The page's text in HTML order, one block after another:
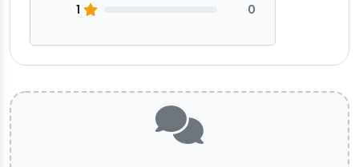
1
0